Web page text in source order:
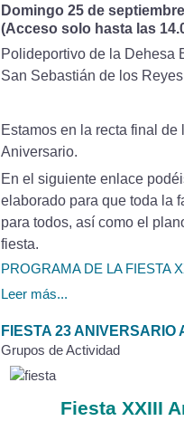
Domingo 25 de
(Acceso solo hasta las
Polideportivo de la Dehesa
San Sebastián de los
Estamos en la recta final
Aniversario.
En el siguiente enlace
elaborado para que toda la
para todos, así como el
fiesta.
PROGRAMA DE LA FIESTA
Leer más...
FIESTA 23 ANIVERSARIO
Grupos de Actividad
Fiesta XXIII